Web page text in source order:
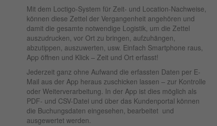
Mit dem Loctigo-System für Zeit- und Location-Nachweise,
können diese Zettel der Vergangenheit angehören und
damit die gesamte notwendige Logistik, um die Zettel
auszudrucken, vor Ort zu bringen, aufzuhängen,
abzutippen, auszuwerten, usw. Einfach Smartphone raus,
App öffnen und Klick – Zeit und Ort erfasst!
Jederzeit ganz ohne Aufwand die erfassten Daten per E-
Mail aus der App heraus zuschicken lassen – zur Kontrolle
oder Weiterverarbeitung. In der App ist dies möglich als
PDF- und CSV-Datei und über das Kundenportal können
die Buchungsdaten eingesehen, bearbeitet und
ausgewertet werden.